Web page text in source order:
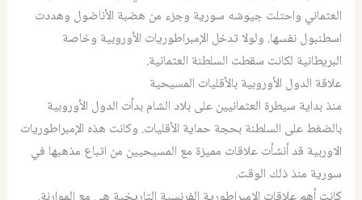
العثماني واحتلت جيوشه سورية وجزء من هضبة الأناضول وهددت
اسطنبول نفسها. ولولا تدخل الإمبراطوريات الأوروبية وخاصة
البريطانية لكانت سقطت السلطنة العثمانية.
علاقة الدول الأوروبية بالأقليات المسيحية
منذ بداية سيطرة العثمانيين على بلاد الشام بدأت الدول الأوروبية
بالضغط على السلطنة بحجة حماية الأقليات. وكانت هذه الإمبراطوريات
الاوربية قد أنشأت علاقات مميزة مع المسيحيين من اتباع مذهبها في
سورية منذ ذلك الوقت.